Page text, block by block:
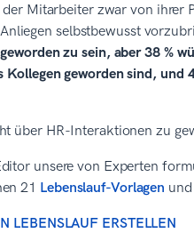
Mitarbeiter zwar von
selbstbewusst
zu sein, aber 38 %
geworden sind,
über HR-Interaktionen zu
unsere von Experten
21 Lebenslauf-Vorlagen
LEBENSLAUF ERSTELLEN